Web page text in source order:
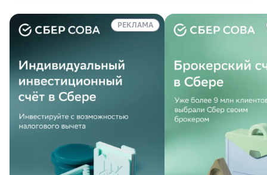
РЕКЛАМА